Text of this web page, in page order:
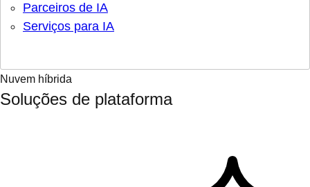
Parceiros de IA
Serviços para IA
Nuvem híbrida
Soluções de plataforma